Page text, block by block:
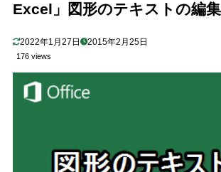
Excel」図形のテキストの編
2022年1月27日 2015年2月25日
176 views